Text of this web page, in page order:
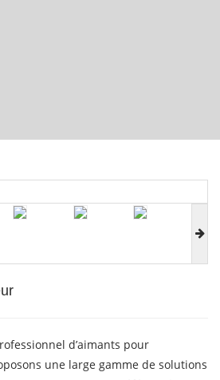
d’aimants pour
une large gamme de solutions